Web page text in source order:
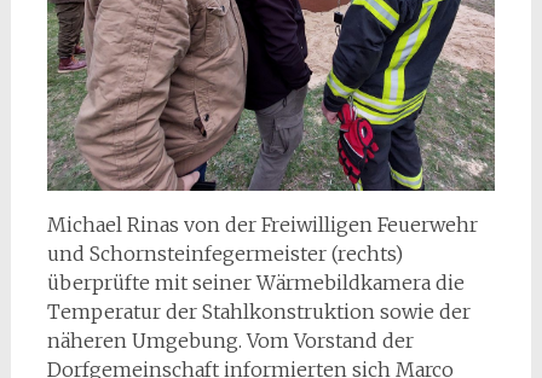
Michael Rinas von der Freiwilligen Feuerwehr
und Schornsteinfegermeister (rechts)
überprüfte mit seiner Wärmebildkamera die
Temperatur der Stahlkonstruktion sowie der
näheren Umgebung. Vom Vorstand der
Dorfgemeinschaft informierten sich Marco